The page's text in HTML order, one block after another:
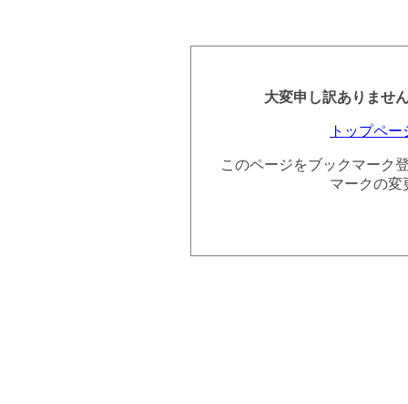
大変申し訳ありませ
トップペー
このページをブックマーク
マークの変